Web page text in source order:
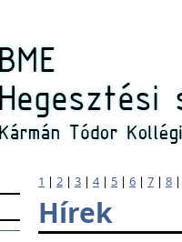
1 | 2 | 3 | 4| 5 | 6 | 7 | 8
Hírek